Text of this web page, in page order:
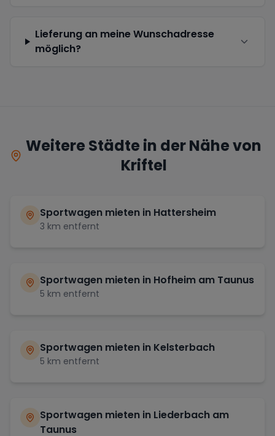
Lieferung an meine Wunschadresse
möglich?
Weitere Städte in der Nähe von
Kriftel
Sportwagen mieten in Hattersheim
3 km entfernt
Sportwagen mieten in Hofheim am Taunus
5 km entfernt
Sportwagen mieten in Kelsterbach
5 km entfernt
Sportwagen mieten in Liederbach am
Taunus